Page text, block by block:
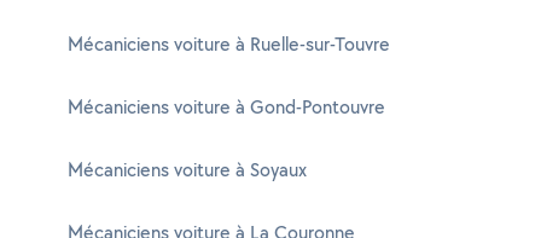
Mécaniciens voiture à Ruelle-sur-Touvre
Mécaniciens voiture à Gond-Pontouvre
Mécaniciens voiture à Soyaux
Mécaniciens voiture à La Couronne